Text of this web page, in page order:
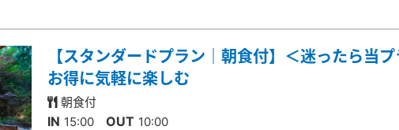
【スタンダードプラン｜朝食付】＜迷ったら当
お得に気軽に楽しむ
朝食付
IN 15:00 OUT 10:00